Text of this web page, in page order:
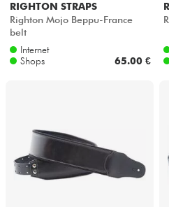
Drums
Blasinstrumente
Kinder
Kabel & Zubehöre
RIGHTON STRAPS
Righton Mojo Beppu-France
belt
Internet
Shops
65.00 €